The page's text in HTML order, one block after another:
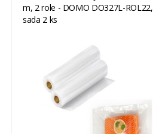
m, 2 role - DOMO DO327L-ROL22,
sada 2 ks